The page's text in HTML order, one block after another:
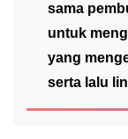
sama
untuk
yang
serta lalu